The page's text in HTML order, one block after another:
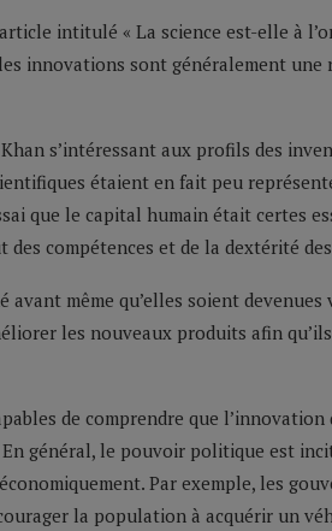
intitulé « La science est-elle à
innovations sont généralement une
s’intéressant aux profils des
étaient en fait peu
que le capital humain était certes
des compétences et de la dextérité
même qu’elles soient
les nouveaux produits afin
de comprendre que
général, le pouvoir politique est
Par exemple, les
la population à acquérir un